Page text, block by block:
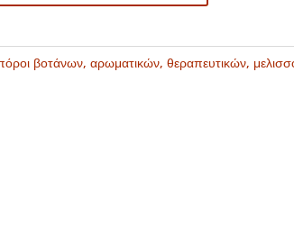
βοτάνων, αρωματικών, θεραπευτικών,